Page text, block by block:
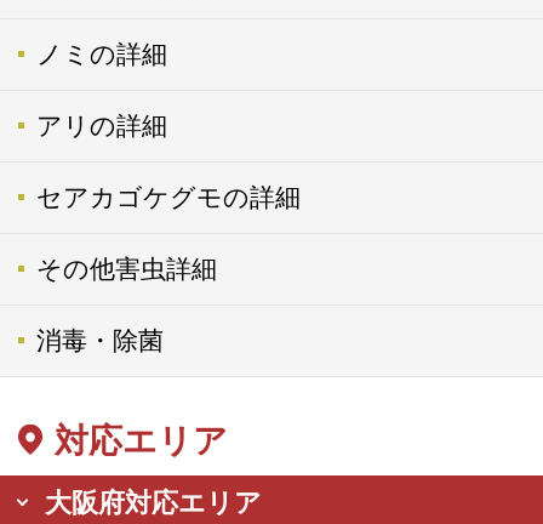
ノミの詳細
アリの詳細
セアカゴケグモの詳細
その他害虫詳細
消毒・除菌
対応エリア
大阪府対応エリア